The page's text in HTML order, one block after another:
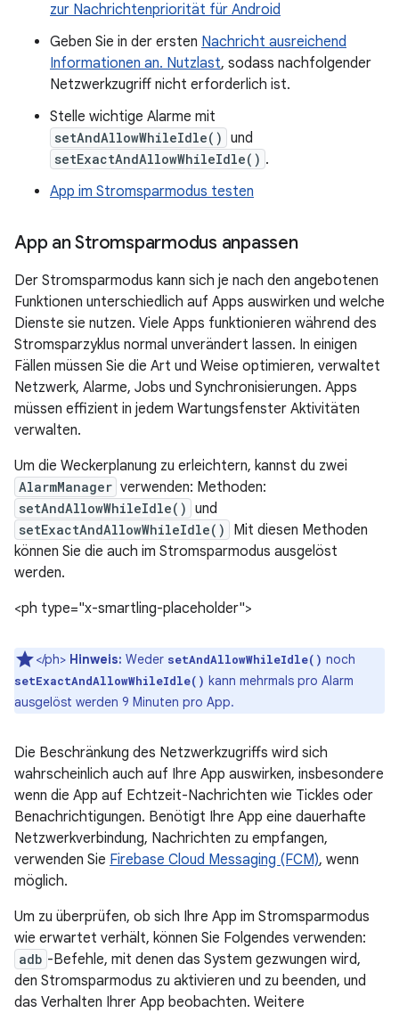
zur Nachrichtenpriorität für Android
Geben Sie in der ersten Nachricht ausreichend
Informationen an. Nutzlast, sodass nachfolgender
Netzwerkzugriff nicht erforderlich ist.
Stelle wichtige Alarme mit
setAndAllowWhileIdle() und
setExactAndAllowWhileIdle() .
App im Stromsparmodus testen
App an Stromsparmodus anpassen
Der Stromsparmodus kann sich je nach den angebotenen
Funktionen unterschiedlich auf Apps auswirken und welche
Dienste sie nutzen. Viele Apps funktionieren während des
Stromsparzyklus normal unverändert lassen. In einigen
Fällen müssen Sie die Art und Weise optimieren, verwaltet
Netzwerk, Alarme, Jobs und Synchronisierungen. Apps
müssen effizient in jedem Wartungsfenster Aktivitäten
verwalten.
Um die Weckerplanung zu erleichtern, kannst du zwei
AlarmManager verwenden: Methoden:
setAndAllowWhileIdle() und
setExactAndAllowWhileIdle()
Mit diesen Methoden
können Sie die auch im Stromsparmodus ausgelöst
werden.
<ph type="x-smartling-placeholder">
</ph> Hinweis: Weder setAndAllowWhileIdle() noch
setExactAndAllowWhileIdle() kann mehrmals pro Alarm
ausgelöst werden 9 Minuten pro App.
Die Beschränkung des Netzwerkzugriffs wird sich
wahrscheinlich auch auf Ihre App auswirken, insbesondere
wenn die App auf Echtzeit-Nachrichten wie Tickles oder
Benachrichtigungen. Benötigt Ihre App eine dauerhafte
Netzwerkverbindung, Nachrichten zu empfangen,
verwenden Sie Firebase Cloud Messaging (FCM), wenn
möglich.
Um zu überprüfen, ob sich Ihre App im Stromsparmodus
wie erwartet verhält, können Sie Folgendes verwenden:
adb -Befehle, mit denen das System gezwungen wird,
den Stromsparmodus zu aktivieren und zu beenden, und
das Verhalten Ihrer App beobachten. Weitere